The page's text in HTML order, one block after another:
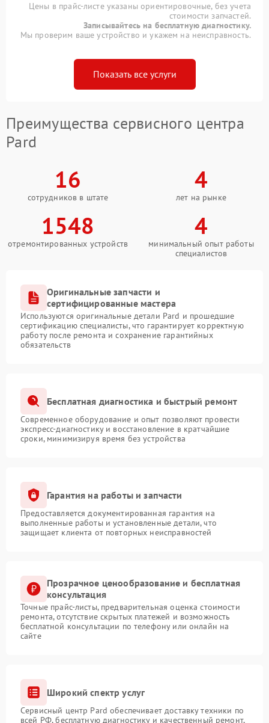
Цены в прайс-листе указаны ориентировочные, без учета
стоимости запчастей.
Записывайтесь на бесплатную диагностику.
Мы проверим ваше устройство и укажем на неисправность.
Показать все услуги
Преимущества сервисного центра
Pard
16
сотрудников в штате
4
лет на рынке
1548
отремонтированных устройств
4
минимальный опыт работы
специалистов
Оригинальные запчасти и
сертифицированные мастера
Используются оригинальные детали Pard и прошедшие
сертификацию специалисты, что гарантирует корректную
работу после ремонта и сохранение гарантийных
обязательств
Бесплатная диагностика и быстрый ремонт
Современное оборудование и опыт позволяют провести
экспресс-диагностику и восстановление в кратчайшие
сроки, минимизируя время без устройства
Гарантия на работы и запчасти
Предоставляется документированная гарантия на
выполненные работы и установленные детали, что
защищает клиента от повторных неисправностей
Прозрачное ценообразование и бесплатная
консультация
Точные прайс-листы, предварительная оценка стоимости
ремонта, отсутствие скрытых платежей и возможность
бесплатной консультации по телефону или онлайн на
сайте
Широкий спектр услуг
Сервисный центр Pard обеспечивает доставку техники по
всей РФ, бесплатную диагностику и качественный ремонт,